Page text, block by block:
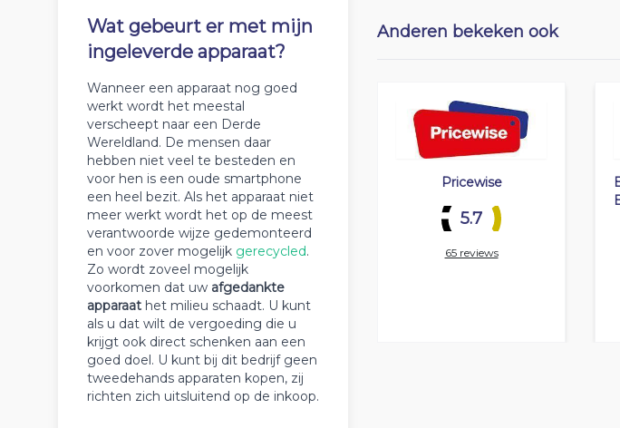
Wat gebeurt er met mijn
ingeleverde apparaat?
Wanneer een apparaat nog goed
werkt wordt het meestal
verscheept naar een Derde
Wereldland. De mensen daar
hebben niet veel te besteden en
voor hen is een oude smartphone
een heel bezit. Als het apparaat niet
meer werkt wordt het op de meest
verantwoorde wijze gedemonteerd
en voor zover mogelijk gerecycled.
Zo wordt zoveel mogelijk
voorkomen dat uw afgedankte
apparaat het milieu schaadt. U kunt
als u dat wilt de vergoeding die u
krijgt ook direct schenken aan een
goed doel. U kunt bij dit bedrijf geen
tweedehands apparaten kopen, zij
richten zich uitsluitend op de inkoop.
Anderen bekeken ook
Pricewise
5.7
65 reviews